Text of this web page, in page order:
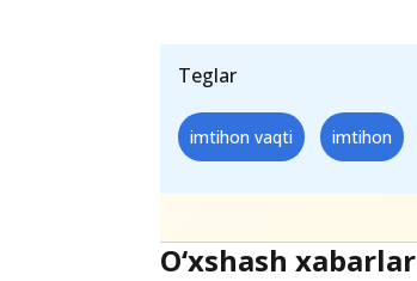
Teglar
imtihon vaqti imtihon
O‘xshash xabarlar